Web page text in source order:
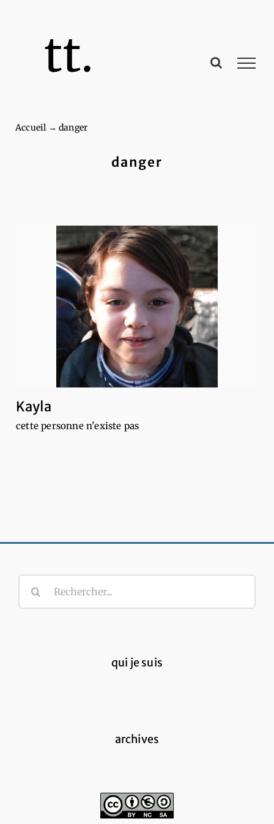
Accueil → danger
danger
Kayla
cette personne n'existe pas
Rechercher:
qui je suis
archives